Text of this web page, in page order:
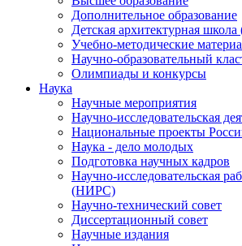
Дополнительное образование
Детская архитектурная
Учебно-методические
Научно-образовательный
Олимпиады и конкурсы
Наука
Научные мероприятия
Научно-исследовательская
Национальные проекты
Наука - дело молодых
Подготовка научных кадров
Научно-исследовательская
(НИРС)
Научно-технический совет
Диссертационный совет
Научные издания